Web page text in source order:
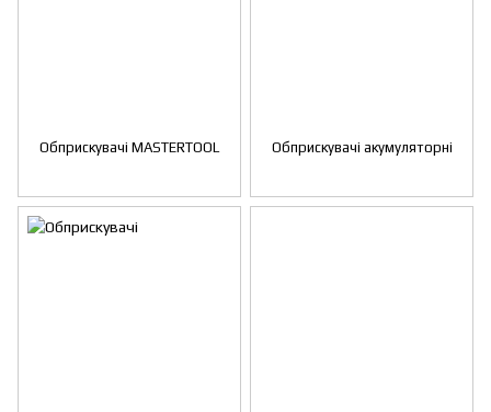
Обприскувачі MASTERTOOL Обприскувачі акумуляторні